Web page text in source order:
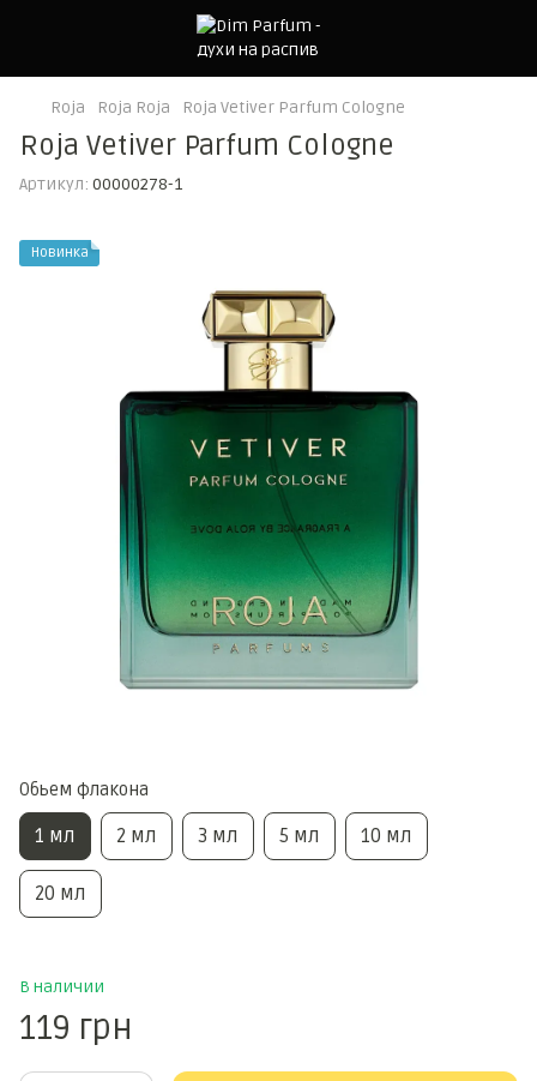
Roja Roja Roja Roja Vetiver Parfum Cologne
Roja Vetiver Parfum Cologne
Артикул: 00000278-1
Новинка
Обьем флакона
1 мл 2 мл 3 мл 5 мл 10 мл
20 мл
В наличии
119 грн